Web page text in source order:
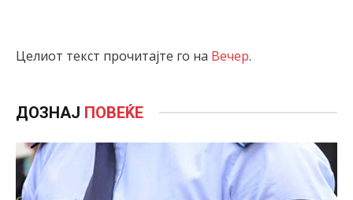
Целиот текст прочитајте го на Вечер.
ДОЗНАЈ ПОВЕЌЕ